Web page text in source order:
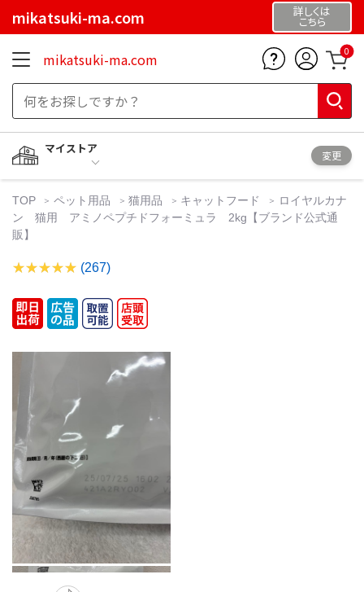
mikatsuki-ma.com 詳しくは
こちら
mikatsuki-ma.com 0
マイストア
変更
TOP ペット用品 猫用品 キャットフード
ロイヤルカナ
ン 猫用 アミノペプチドフォーミュラ 2kg【ブランド公式通
販】
(267)